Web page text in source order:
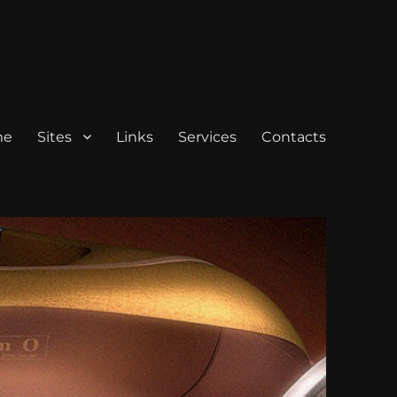
Sites Links Services Contacts